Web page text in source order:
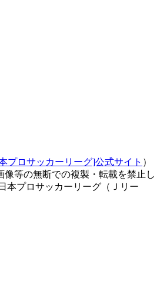
プロサッカーリーグ]公式サイト ）
像等の無断での複製・転載を禁止し
本プロサッカーリーグ（Ｊリー